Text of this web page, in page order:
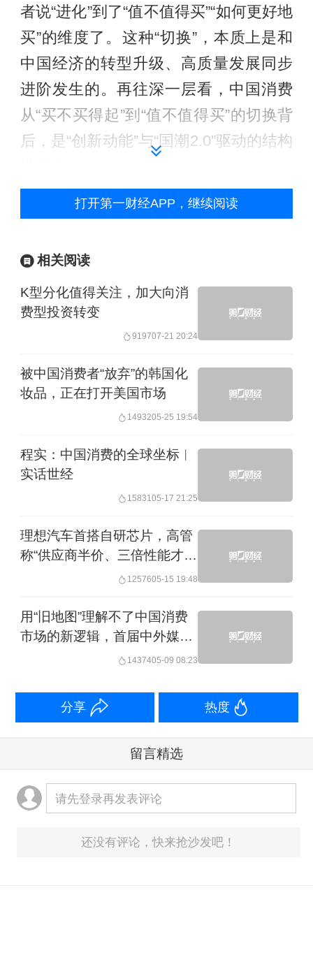
者说“进化”到了“值不值得买”“如何更好地
买”的维度了。​这种“切换”，本质上是和
中国经济的转型升级、高质量发展同步
进阶发生的。再往深一层看，中国消费
从“买不买得起”到“值不值得买”的切换背
后，是“创新动能”与“国潮2.0”驱动的结构
首先，毫无疑问，技术创新及其带来的
结构。过去10年，中国电商崛起、直播
带货，让世界看到了中国消费的“流量红
利”。但到了今天，比“流量”和“规模”更引
人关注的是消费结构的趋势性变化。
2025年，中国社会消费品零售总额突破
了50万亿元大关，其中服务消费增速达
到5.5%，连续三年跑赢商品零售。这意
在从“拥有更多东西”，向“体验更多美
好”迁移。这种从“物质”到“服务”的结构性
呢？
这种消费业态的升级场景，上海随处可
见。在外滩，我们能看到越来越多来自
伦敦、巴黎的百年品牌，不再满足于仅
仅售卖商品，它们将时装秀场与茶道空
间结合，利用AR技术打造沉浸式体验。
在上海咖啡节，一个云南的咖啡庄园，
可以通过直播及时收到来自东京的订
显然，消费业态升级不只是靠单点的营
销手段或平台突破，而是依赖于整个商
打开第一财经APP，继续阅读
相关阅读
K型分化值得关注，加大向消
费型投资转变
919707-21 20:24
被中国消费者“放弃”的韩国化
妆品，正在打开美国市场
1493205-25 19:54
程实：中国消费的全球坐标︱
实话世经
1583105-17 21:25
理想汽车首搭自研芯片，高管
称“供应商半价、三倍性能才值
1257605-15 19:48
用“旧地图”理解不了中国消费
市场的新逻辑，首届中外媒体
财经沙龙上专家这么说
1437405-09 08:23
分享 热度
留言精选
请先登录再发表评论
还没有评论，快来抢沙发吧！